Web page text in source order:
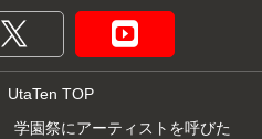
UtaTen TOP
学園祭にアーティストを呼びた